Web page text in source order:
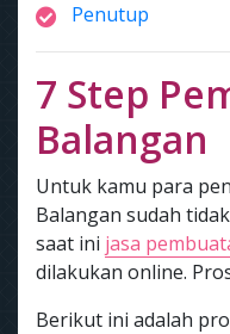
Penutup
7 Step
Balangan
Untuk kamu para
Balangan sudah
saat ini jasa
dilakukan online.
Berikut ini adalah